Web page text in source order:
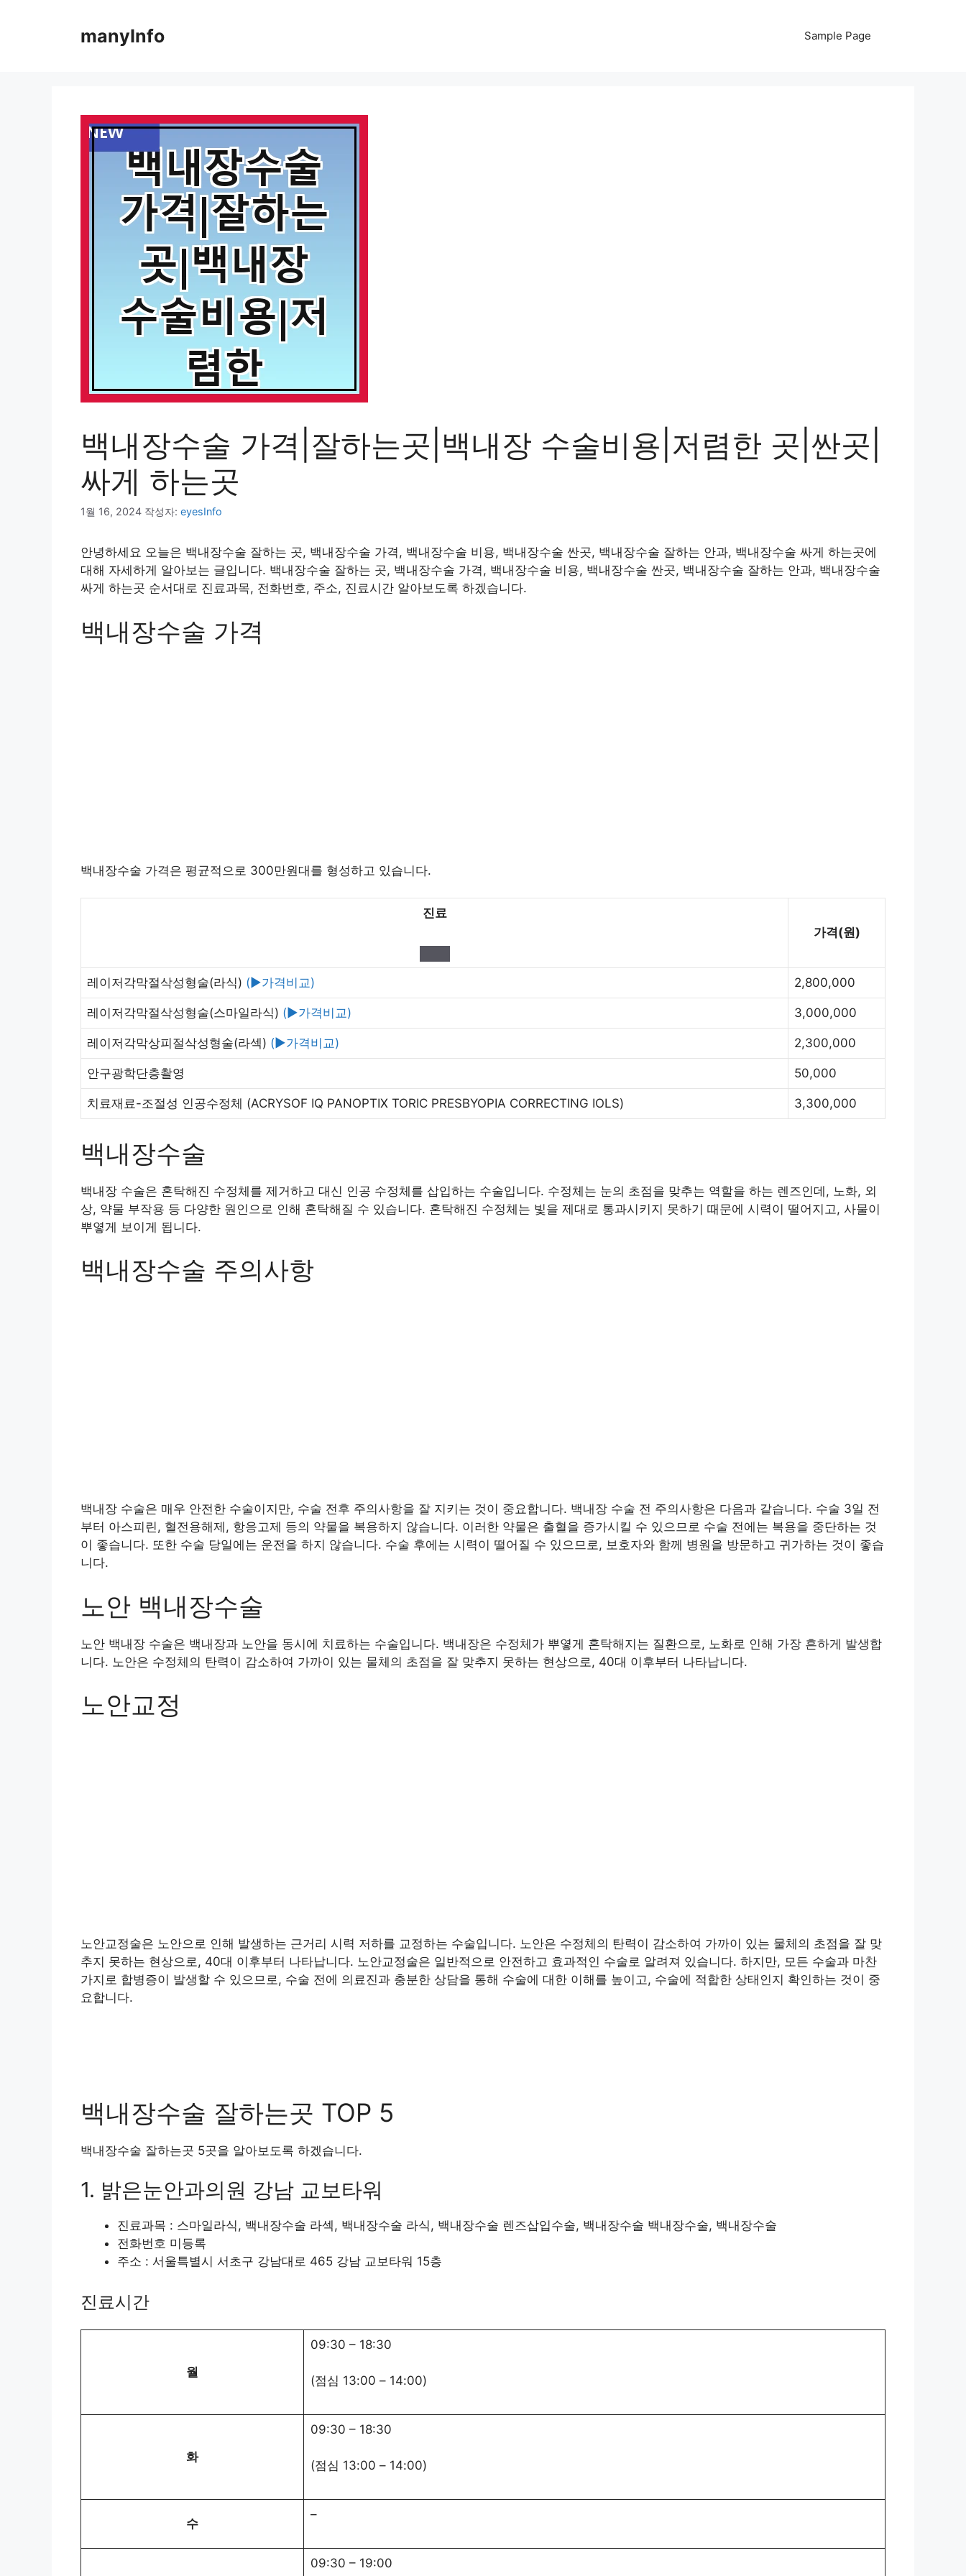
manyInfo Sample Page
백내장수술 가격|잘하는곳|백내장 수술비용|저렴한 곳|싼곳|
싸게 하는곳
1월 16, 2024 작성자: eyesInfo
안녕하세요 오늘은 백내장수술 잘하는 곳, 백내장수술 가격, 백내장수술 비용, 백내장수술 싼곳, 백내장수술 잘하는 안과, 백내장수술 싸게 하는곳에
대해 자세하게 알아보는 글입니다. 백내장수술 잘하는 곳, 백내장수술 가격, 백내장수술 비용, 백내장수술 싼곳, 백내장수술 잘하는 안과, 백내장수술
싸게 하는곳 순서대로 진료과목, 전화번호, 주소, 진료시간 알아보도록 하겠습니다.
백내장수술 가격
백내장수술 가격은 평균적으로 300만원대를 형성하고 있습니다.
진료
가격(원)
레이저각막절삭성형술(라식) (▶가격비교) 2,800,000
레이저각막절삭성형술(스마일라식) (▶가격비교) 3,000,000
레이저각막상피절삭성형술(라섹) (▶가격비교) 2,300,000
안구광학단층촬영 50,000
치료재료-조절성 인공수정체 (ACRYSOF IQ PANOPTIX TORIC PRESBYOPIA CORRECTING IOLS) 3,300,000
백내장수술
백내장 수술은 혼탁해진 수정체를 제거하고 대신 인공 수정체를 삽입하는 수술입니다. 수정체는 눈의 초점을 맞추는 역할을 하는 렌즈인데, 노화, 외
상, 약물 부작용 등 다양한 원인으로 인해 혼탁해질 수 있습니다. 혼탁해진 수정체는 빛을 제대로 통과시키지 못하기 때문에 시력이 떨어지고, 사물이
뿌옇게 보이게 됩니다.
백내장수술 주의사항
백내장 수술은 매우 안전한 수술이지만, 수술 전후 주의사항을 잘 지키는 것이 중요합니다. 백내장 수술 전 주의사항은 다음과 같습니다. 수술 3일 전
부터 아스피린, 혈전용해제, 항응고제 등의 약물을 복용하지 않습니다. 이러한 약물은 출혈을 증가시킬 수 있으므로 수술 전에는 복용을 중단하는 것
이 좋습니다. 또한 수술 당일에는 운전을 하지 않습니다. 수술 후에는 시력이 떨어질 수 있으므로, 보호자와 함께 병원을 방문하고 귀가하는 것이 좋습
니다.
노안 백내장수술
노안 백내장 수술은 백내장과 노안을 동시에 치료하는 수술입니다. 백내장은 수정체가 뿌옇게 혼탁해지는 질환으로, 노화로 인해 가장 흔하게 발생합
니다. 노안은 수정체의 탄력이 감소하여 가까이 있는 물체의 초점을 잘 맞추지 못하는 현상으로, 40대 이후부터 나타납니다.
노안교정
노안교정술은 노안으로 인해 발생하는 근거리 시력 저하를 교정하는 수술입니다. 노안은 수정체의 탄력이 감소하여 가까이 있는 물체의 초점을 잘 맞
추지 못하는 현상으로, 40대 이후부터 나타납니다. 노안교정술은 일반적으로 안전하고 효과적인 수술로 알려져 있습니다. 하지만, 모든 수술과 마찬
가지로 합병증이 발생할 수 있으므로, 수술 전에 의료진과 충분한 상담을 통해 수술에 대한 이해를 높이고, 수술에 적합한 상태인지 확인하는 것이 중
요합니다.
백내장수술 잘하는곳 TOP 5
백내장수술 잘하는곳 5곳을 알아보도록 하겠습니다.
1. 밝은눈안과의원 강남 교보타워
진료과목 : 스마일라식, 백내장수술 라섹, 백내장수술 라식, 백내장수술 렌즈삽입수술, 백내장수술 백내장수술, 백내장수술
전화번호 미등록
주소 : 서울특별시 서초구 강남대로 465 강남 교보타워 15층
진료시간
월
09:30 – 18:30
(점심 13:00 – 14:00)
화
09:30 – 18:30
(점심 13:00 – 14:00)
수
–
09:30 – 19:00